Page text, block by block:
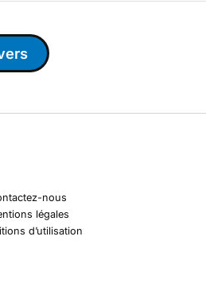
nous
légales
d’utilisation